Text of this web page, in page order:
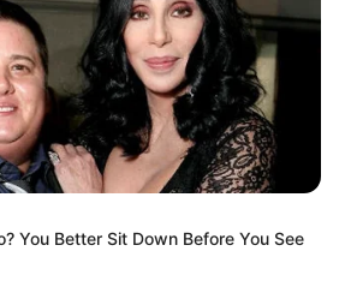
You Better Sit Down Before You See